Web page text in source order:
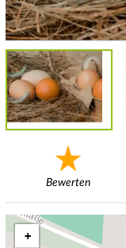
Bewerten
+